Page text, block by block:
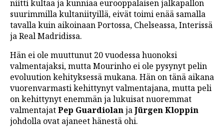
niitti kultaa ja kunniaa eurooppalaisen jalkapallon
suurimmilla kultaniityillä, eivät toimi enää samalla
tavalla kuin aikoinaan Portossa, Chelseassa, Interissä
ja Real Madridissa.
Hän ei ole muuttunut 20 vuodessa huonoksi
valmentajaksi, mutta Mourinho ei ole pysynyt pelin
evoluution kehityksessä mukana. Hän on tänä aikana
vuorenvarmasti kehittynyt valmentajana, mutta peli
on kehittynyt enemmän ja lukuisat nuoremmat
valmentajatPep GuardiolanjaJürgen Kloppin
johdolla ovat ajaneet hänestä ohi.